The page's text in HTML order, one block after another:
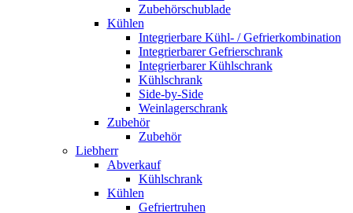
Zubehörschublade
Kühlen
Integrierbare Kühl- / Gefrierkombination
Integrierbarer Gefrierschrank
Integrierbarer Kühlschrank
Kühlschrank
Side-by-Side
Weinlagerschrank
Zubehör
Zubehör
Liebherr
Abverkauf
Kühlschrank
Kühlen
Gefriertruhen